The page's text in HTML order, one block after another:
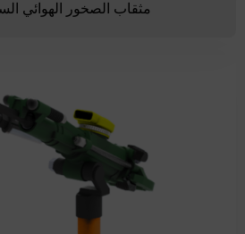
مثقاب الصخور الهوائي